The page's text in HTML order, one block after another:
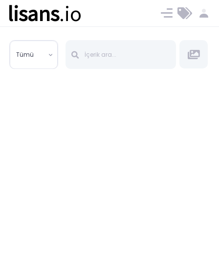
lisans.io Ücret ve Planlar
Tümü